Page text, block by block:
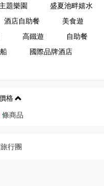
題樂園
盛夏池畔嬉水
酒店自助餐
美食遊
高鐵遊
自助餐
國際品牌酒店
格
條商品
行團